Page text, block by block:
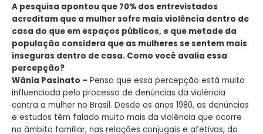
A pesquisa apontou que 70% dos entrevistados
acreditam que a mulher sofre mais violência dentro de
casa do que em espaços públicos, e que metade da
população considera que as mulheres se sentem mais
inseguras dentro de casa. Como você avalia essa
percepção?
Wânia Pasinato – Penso que essa percepção está muito
influenciada pelo processo de denúncias da violência
contra a mulher no Brasil. Desde os anos 1980, as denúncias
e estudos têm falado muito mais da violência que ocorre
no âmbito familiar, nas relações conjugais e afetivas, do